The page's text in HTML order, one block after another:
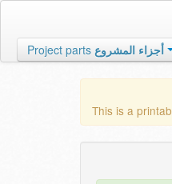
Project parts أجزاء المشروع
This is a